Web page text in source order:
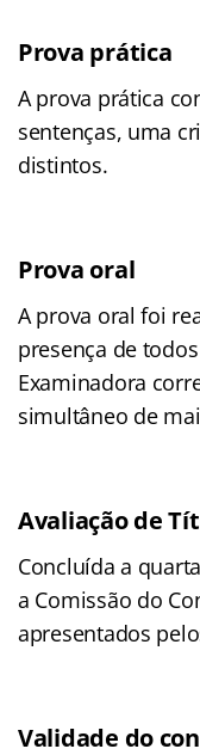
Prova prática
A prova prática
sentenças, uma
distintos.
Prova oral
A prova oral foi
presença de
Examinadora
simultâneo de
Avaliação de
Concluída a
a Comissão do
apresentados
Validade do